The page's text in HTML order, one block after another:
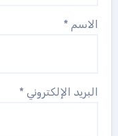
الاسم *
البريد الإلكتروني *